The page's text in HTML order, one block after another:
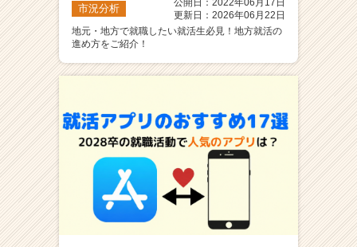
市況分析
更新日：2026年06月22日
地元・地方で就職したい就活生必見！地方就活の
進め方をご紹介！